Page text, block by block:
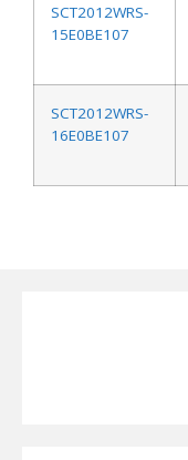
SCT2012WRS-
15E0BE107
SCT2012WRS-
16E0BE107